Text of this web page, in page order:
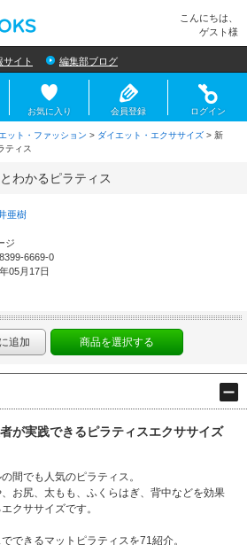
こんにちは、
ゲスト様
サイト 編集部ブログ
お気に入り 会員登録 ログイン
ット・ファッション > ダイエット・エクササイズ > 新
ティス
わかるピラティス
亜樹
ジ
6669-0
05月17日
追加 商品を選択する
が実践できるピラティスエクササイズ
間でも人気のピラティス。
お尻、太もも、ふくらはぎ、背中などを効果
クササイズです。
できるマットピラティスを71紹介。